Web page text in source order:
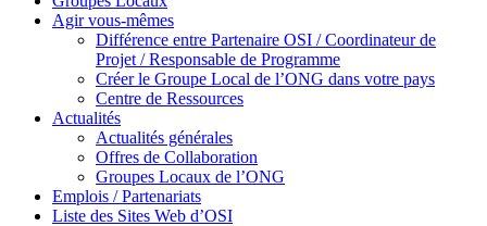
Agir vous-mêmes
Différence entre Partenaire OSI / Coordinateur de
Projet / Responsable de Programme
Créer le Groupe Local de l’ONG dans votre pays
Centre de Ressources
Actualités
Actualités générales
Offres de Collaboration
Groupes Locaux de l’ONG
Emplois / Partenariats
Liste des Sites Web d’OSI